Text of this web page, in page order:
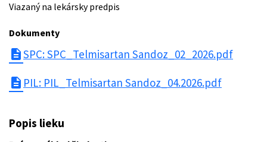
Viazaný na lekársky predpis
Dokumenty
descriptionSPC: SPC_Telmisartan Sandoz_02_2026.pdf
description PIL: PIL_Telmisartan Sandoz_04.2026.pdf
Popis lieku